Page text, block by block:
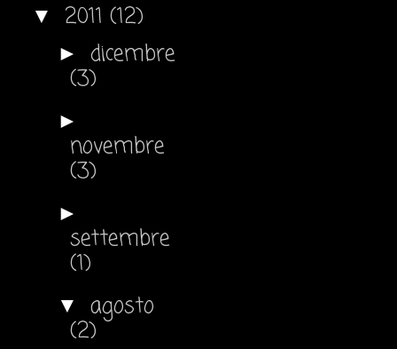
▼ 2011 (12)
► dicembre
(3)
►
novembre
(3)
►
settembre
(1)
▼ agosto
(2)